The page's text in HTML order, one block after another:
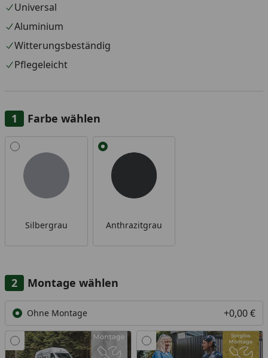
Universal
Aluminium
Witterungsbeständig
Pflegeleicht
Farbe wählen
Alle anzeigen (2)
Silbergrau Anthrazitgrau
Montage wählen
Ohne Montage +0,00 €